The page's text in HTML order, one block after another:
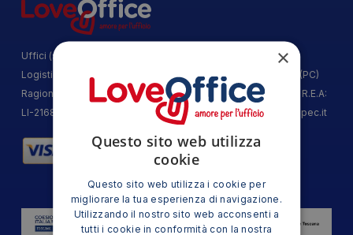
Uffici (sede legale) - Via Spagna, 26 57014 Guasticce (LI)
Logistica - Via dell Industria, 19/F 29015 Castel San Giovanni (PC)
Ragione Sociale: ECOPRINT SRL | P.IVA | C.F. 01962160493 | R.E.A:
LI-216853 | Capitale Sociale: 10.000 € | PEC:ecoprint@arubapec.it
×
Questo sito web utilizza
cookie
Questo sito web utilizza i cookie per
migliorare la tua esperienza di navigazione.
Utilizzando il nostro sito web acconsenti a
tutti i cookie in conformità con la nostra